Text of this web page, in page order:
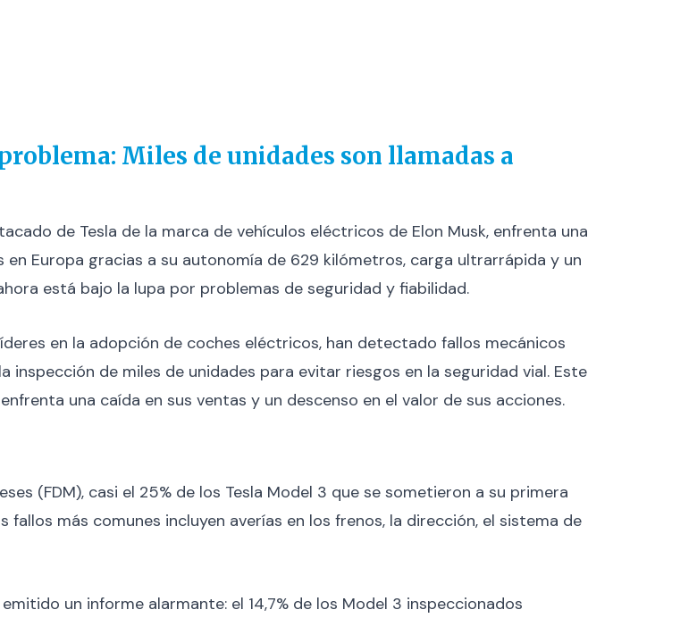
Miles de unidades son llamadas a
de Tesla de la marca de vehículos eléctricos de Elon Musk, enfrenta una
Europa gracias a su autonomía de 629 kilómetros, carga ultrarrápida y un
está bajo la lupa por problemas de seguridad y fiabilidad.
en la adopción de coches eléctricos, han detectado fallos mecánicos
inspección de miles de unidades para evitar riesgos en la seguridad vial. Este
una caída en sus ventas y un descenso en el valor de sus acciones.
(FDM), casi el 25% de los Tesla Model 3 que se sometieron a su primera
más comunes incluyen averías en los frenos, la dirección, el sistema de
un informe alarmante: el 14,7% de los Model 3 inspeccionados